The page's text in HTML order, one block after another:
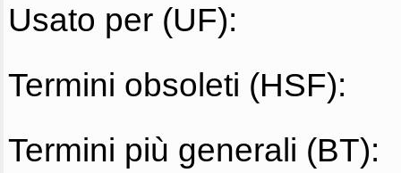
Usato per (UF):
Termini obsoleti (HSF):
Termini più generali (BT):